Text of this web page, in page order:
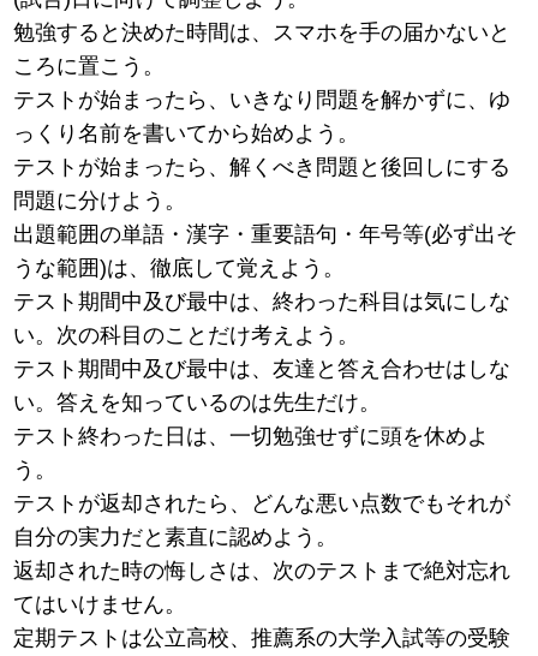
勉強すると決めた時間は、スマホを手の届かないと
ころに置こう。
テストが始まったら、いきなり問題を解かずに、ゆ
っくり名前を書いてから始めよう。
テストが始まったら、解くべき問題と後回しにする
問題に分けよう。
出題範囲の単語・漢字・重要語句・年号等(必ず出そ
うな範囲)は、徹底して覚えよう。
テスト期間中及び最中は、終わった科目は気にしな
い。次の科目のことだけ考えよう。
テスト期間中及び最中は、友達と答え合わせはしな
い。答えを知っているのは先生だけ。
テスト終わった日は、一切勉強せずに頭を休めよ
う。
テストが返却されたら、どんな悪い点数でもそれが
自分の実力だと素直に認めよう。
返却された時の悔しさは、次のテストまで絶対忘れ
てはいけません。
定期テストは公立高校、推薦系の大学入試等の受験